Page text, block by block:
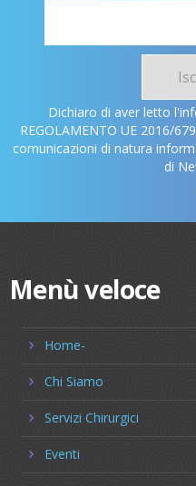
Dichiaro di aver letto
REGOLAMENTO UE 2016/
comunicazioni di natura
di
Menù veloce
Home-
Chi Siamo
Servizi Chirurgici
Eventi